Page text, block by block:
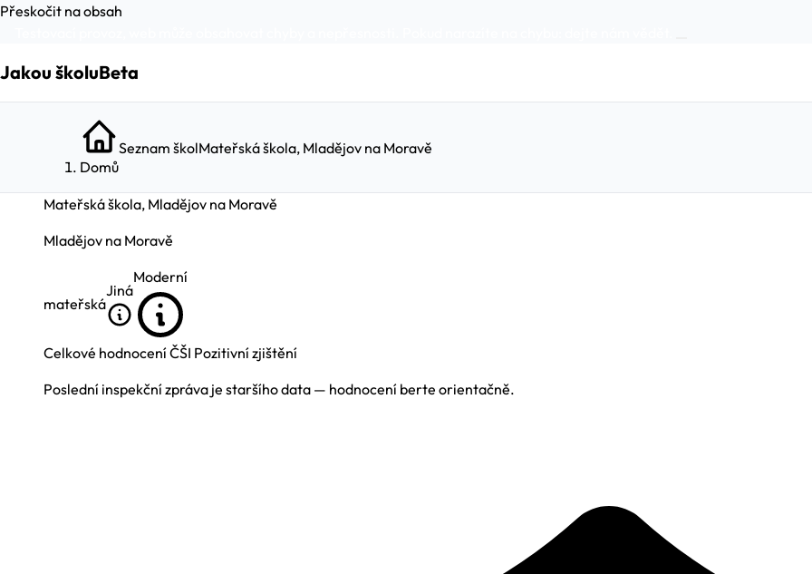
Přeskočit na obsah
Jakou školuBeta
Domů
Seznam školMateřská škola, Mladějov na Moravě
Mateřská škola, Mladějov na Moravě
Mladějov na Moravě
mateřská
Jiná
Moderní
Celkové hodnocení ČŠI Pozitivní zjištění
Poslední inspekční zpráva je staršího data — hodnocení berte orientačně.